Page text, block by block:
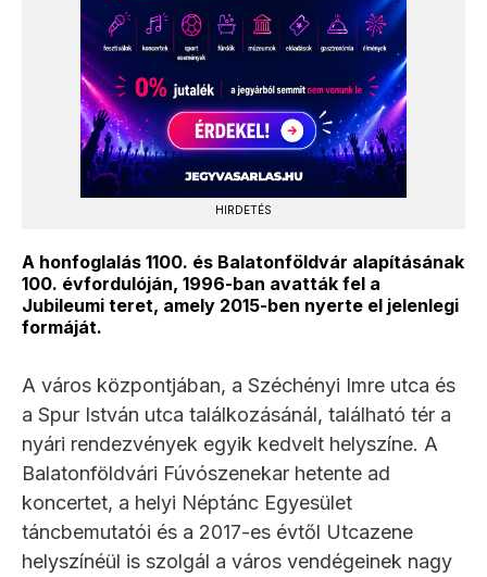
HIRDETÉS
A honfoglalás 1100. és Balatonföldvár alapításának
100. évfordulóján, 1996-ban avatták fel a
Jubileumi teret, amely 2015-ben nyerte el jelenlegi
formáját.
A város központjában, a Széchényi Imre utca és
a Spur István utca találkozásánál, található tér a
nyári rendezvények egyik kedvelt helyszíne. A
Balatonföldvári Fúvószenekar hetente ad
koncertet, a helyi Néptánc Egyesület
táncbemutatói és a 2017-es évtől Utcazene
helyszínéül is szolgál a város vendégeinek nagy